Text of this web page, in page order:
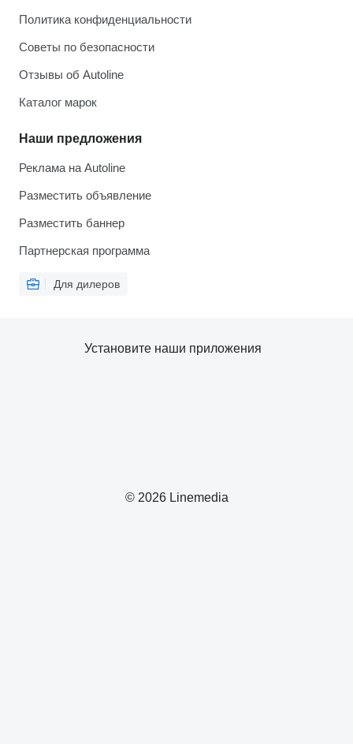
Политика конфиденциальности
Советы по безопасности
Отзывы об Autoline
Каталог марок
Наши предложения
Реклама на Autoline
Разместить объявление
Разместить баннер
Партнерская программа
Для дилеров
© 2026 Linemedia
Установите наши приложения